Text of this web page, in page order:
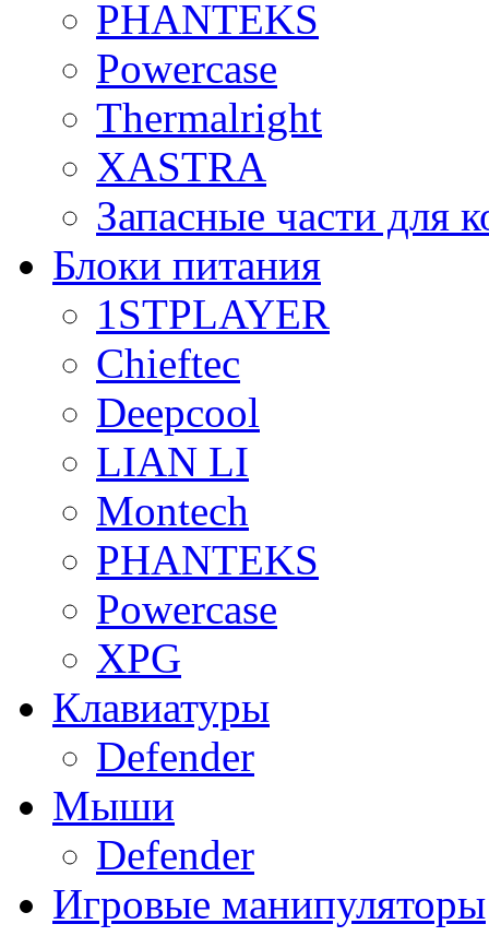
PHANTEKS
Powercase
Thermalright
XASTRA
Запасные части для
Блоки питания
1STPLAYER
Chieftec
Deepcool
LIAN LI
Montech
PHANTEKS
Powercase
XPG
Клавиатуры
Defender
Мыши
Defender
Игровые манипуляторы